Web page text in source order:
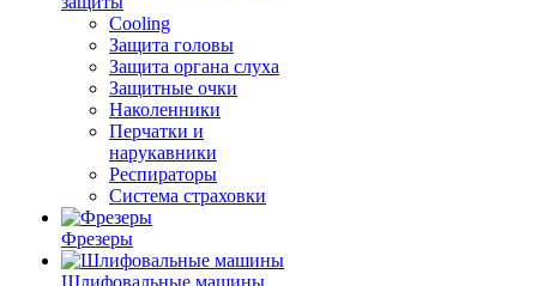
Cooling
Защита головы
Защита органа слуха
Защитные очки
Наколенники
Перчатки и
нарукавники
Респираторы
Система страховки
Фрезеры
Шлифовальные машины